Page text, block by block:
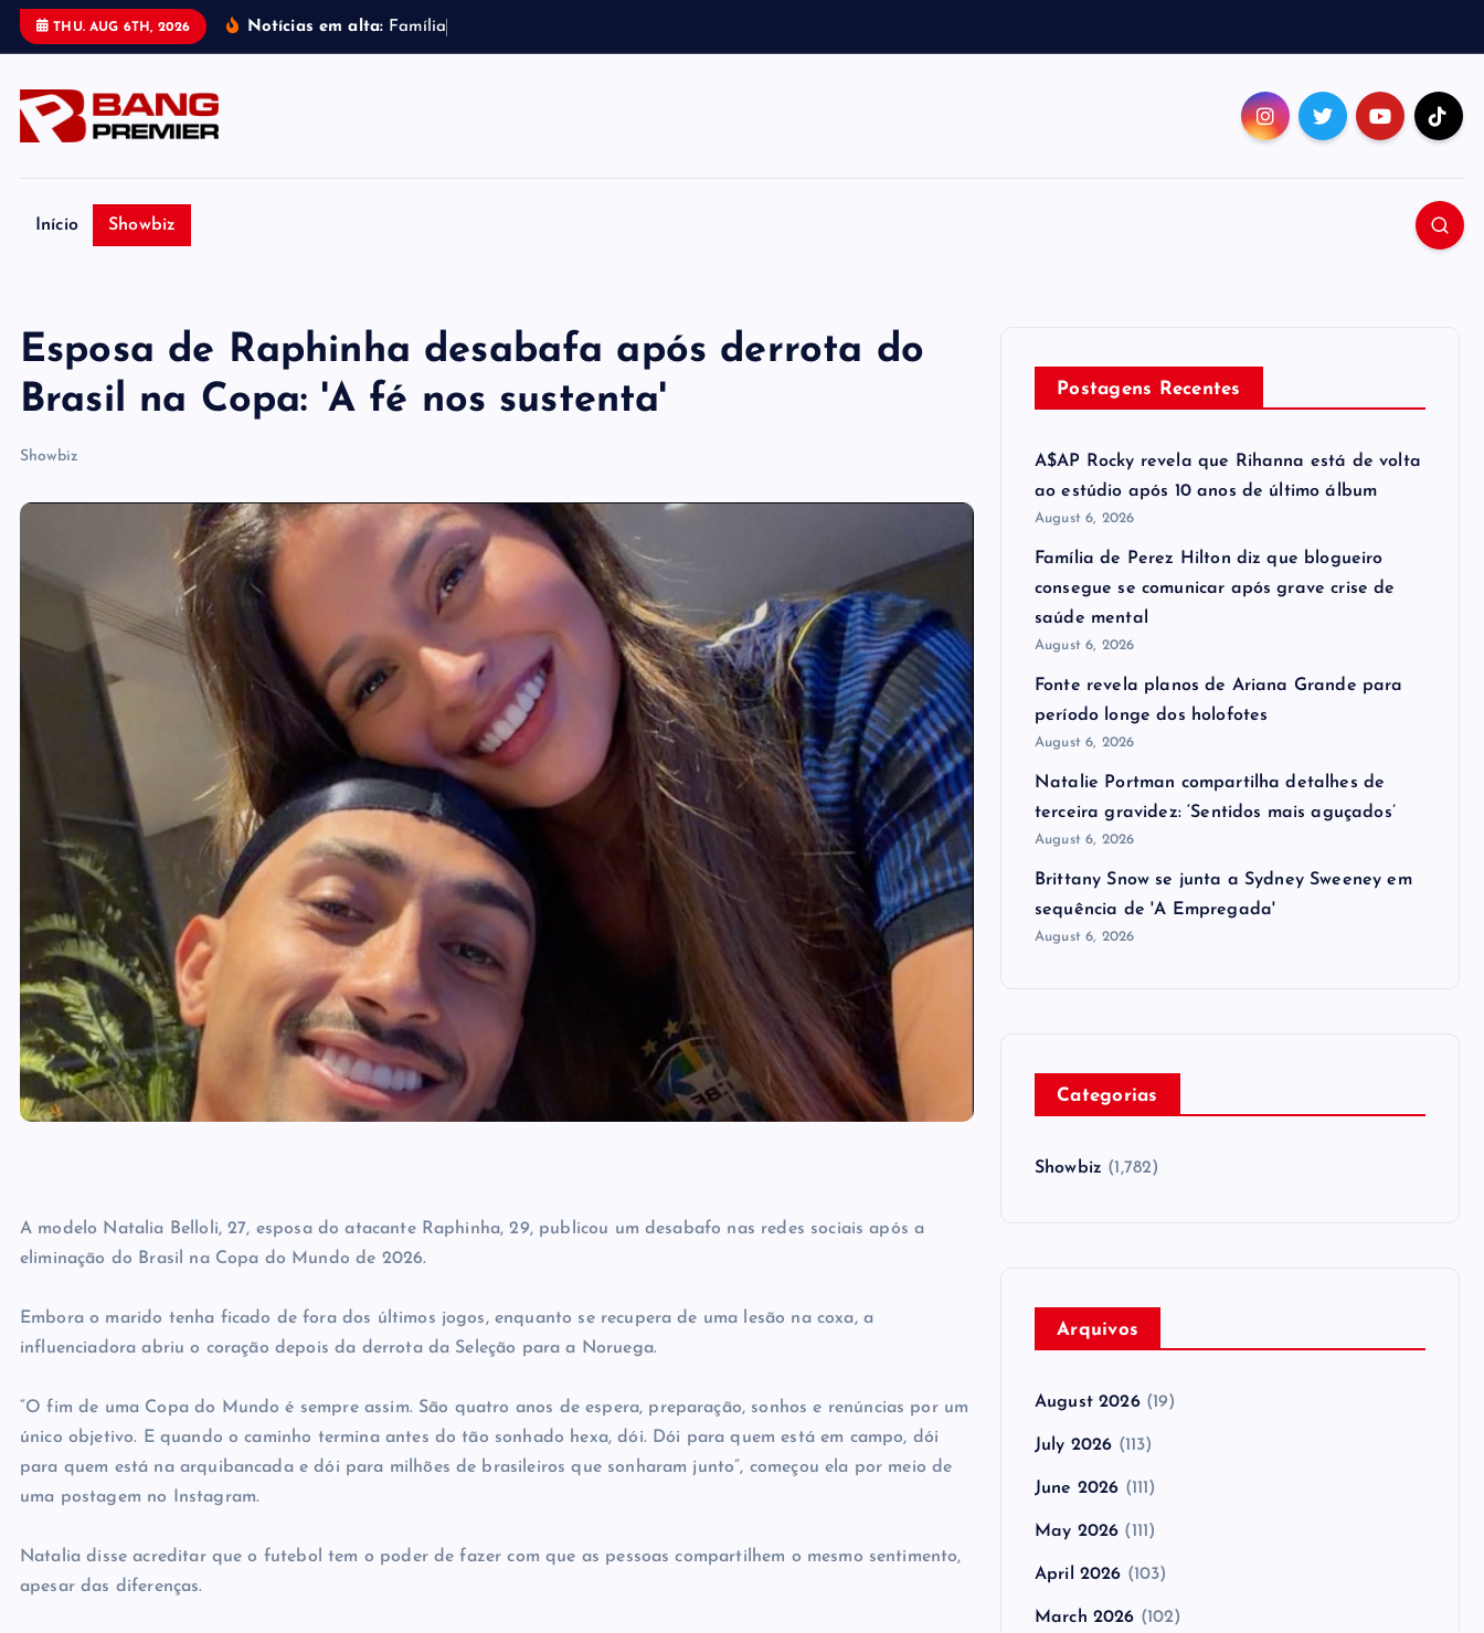
THU. AUG 6TH, 2026 Notícias em alta: Famí ia
Início Showbiz
Esposa de Raphinha desabafa após derrota do
Brasil na Copa: 'A fé nos sustenta'
Showbiz
A modelo Natalia Belloli, 27, esposa do atacante Raphinha, 29, publicou um desabafo nas redes sociais após a
eliminação do Brasil na Copa do Mundo de 2026.
Embora o marido tenha ficado de fora dos últimos jogos, enquanto se recupera de uma lesão na coxa, a
influenciadora abriu o coração depois da derrota da Seleção para a Noruega.
“O fim de uma Copa do Mundo é sempre assim. São quatro anos de espera, preparação, sonhos e renúncias por um
único objetivo. E quando o caminho termina antes do tão sonhado hexa, dói. Dói para quem está em campo, dói
para quem está na arquibancada e dói para milhões de brasileiros que sonharam junto”, começou ela por meio de
uma postagem no Instagram.
Natalia disse acreditar que o futebol tem o poder de fazer com que as pessoas compartilhem o mesmo sentimento,
apesar das diferenças.
Postagens Recentes
A$AP Rocky revela que Rihanna está de volta
ao estúdio após 10 anos de último álbum
August 6, 2026
Família de Perez Hilton diz que blogueiro
consegue se comunicar após grave crise de
saúde mental
August 6, 2026
Fonte revela planos de Ariana Grande para
período longe dos holofotes
August 6, 2026
Natalie Portman compartilha detalhes de
terceira gravidez: ‘Sentidos mais aguçados’
August 6, 2026
Brittany Snow se junta a Sydney Sweeney em
sequência de ​'A Empregada​'
August 6, 2026
Categorias
Showbiz (1,782)
Arquivos
August 2026(19)
July 2026 (113)
June 2026 (111)
May 2026 (111)
April 2026 (103)
March 2026 (102)